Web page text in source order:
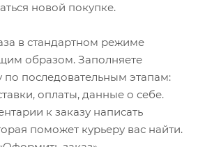
новой покупке.
в стандартном режиме
образом. Заполняете
последовательным этапам:
оплаты, данные о себе.
к заказу написать
поможет курьеру вас найти.